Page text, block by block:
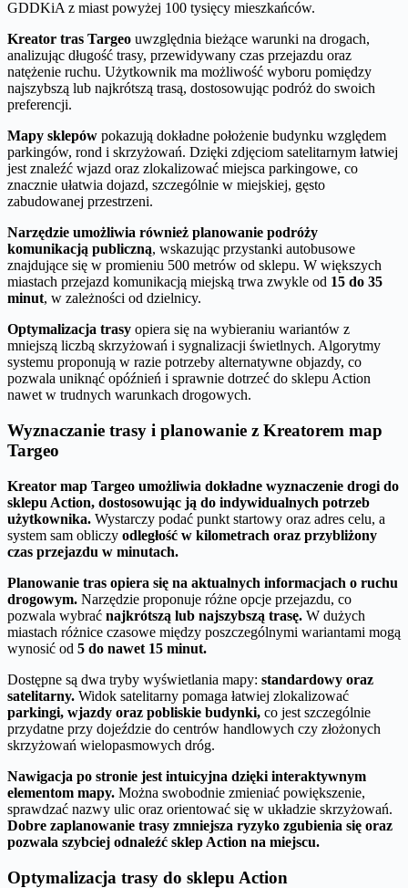
GDDKiA z miast powyżej 100 tysięcy mieszkańców.
Kreator tras Targeo uwzględnia bieżące warunki na drogach,
analizując długość trasy, przewidywany czas przejazdu oraz
natężenie ruchu. Użytkownik ma możliwość wyboru pomiędzy
najszybszą lub najkrótszą trasą, dostosowując podróż do swoich
preferencji.
Mapy sklepów pokazują dokładne położenie budynku względem
parkingów, rond i skrzyżowań. Dzięki zdjęciom satelitarnym łatwiej
jest znaleźć wjazd oraz zlokalizować miejsca parkingowe, co
znacznie ułatwia dojazd, szczególnie w miejskiej, gęsto
zabudowanej przestrzeni.
Narzędzie umożliwia również planowanie podróży
komunikacją publiczną, wskazując przystanki autobusowe
znajdujące się w promieniu 500 metrów od sklepu. W większych
miastach przejazd komunikacją miejską trwa zwykle od 15 do 35
minut, w zależności od dzielnicy.
Optymalizacja trasy opiera się na wybieraniu wariantów z
mniejszą liczbą skrzyżowań i sygnalizacji świetlnych. Algorytmy
systemu proponują w razie potrzeby alternatywne objazdy, co
pozwala uniknąć opóźnień i sprawnie dotrzeć do sklepu Action
nawet w trudnych warunkach drogowych.
Wyznaczanie trasy i planowanie z Kreatorem map
Targeo
Kreator map Targeo umożliwia dokładne wyznaczenie drogi do
sklepu Action, dostosowując ją do indywidualnych potrzeb
użytkownika. Wystarczy podać punkt startowy oraz adres celu, a
system sam obliczy odległość w kilometrach oraz przybliżony
czas przejazdu w minutach.
Planowanie tras opiera się na aktualnych informacjach o ruchu
drogowym. Narzędzie proponuje różne opcje przejazdu, co
pozwala wybrać najkrótszą lub najszybszą trasę. W dużych
miastach różnice czasowe między poszczególnymi wariantami mogą
wynosić od 5 do nawet 15 minut.
Dostępne są dwa tryby wyświetlania mapy: standardowy oraz
satelitarny. Widok satelitarny pomaga łatwiej zlokalizować
parkingi, wjazdy oraz pobliskie budynki, co jest szczególnie
przydatne przy dojeździe do centrów handlowych czy złożonych
skrzyżowań wielopasmowych dróg.
Nawigacja po stronie jest intuicyjna dzięki interaktywnym
elementom mapy. Można swobodnie zmieniać powiększenie,
sprawdzać nazwy ulic oraz orientować się w układzie skrzyżowań.
Dobre zaplanowanie trasy zmniejsza ryzyko zgubienia się oraz
pozwala szybciej odnaleźć sklep Action na miejscu.
Optymalizacja trasy do sklepu Action